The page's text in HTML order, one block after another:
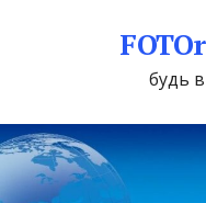
будь